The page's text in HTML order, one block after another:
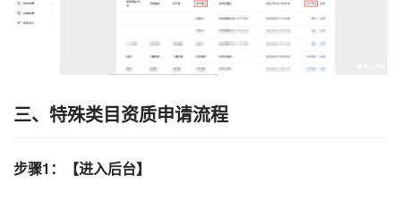
三、特殊类目资质申请流程
步骤1：【进入后台】